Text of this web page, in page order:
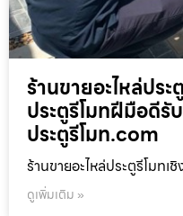
ร้านขายอะไหล่ปร
ประตูรีโมทฝีมือดีรั
ประตูรีโมท.com
ร้านขายอะไหล่ประตูรีโมทเ
ดูเพิ่มเติม »